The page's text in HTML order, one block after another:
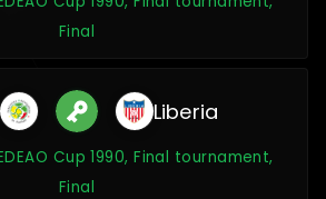
Final
Liberia
Cup 1990, Final tournament,
Final